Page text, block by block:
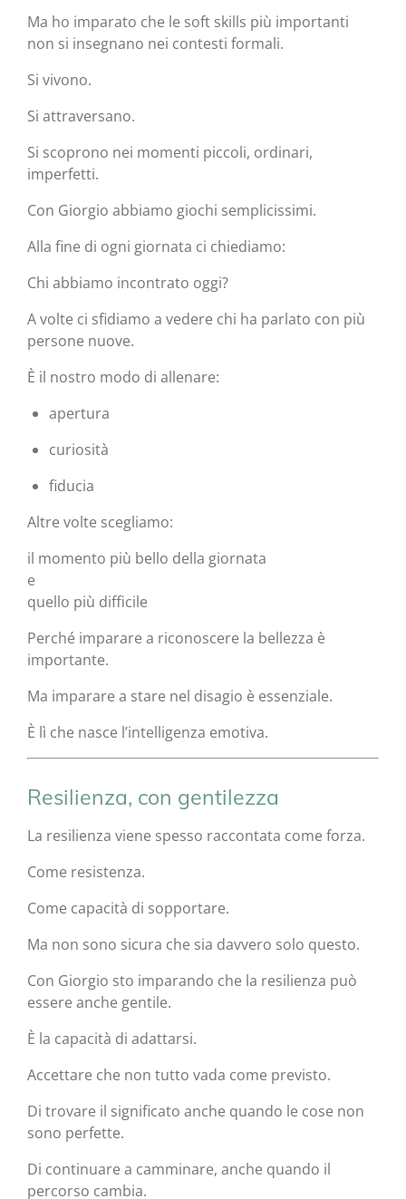
Ma ho imparato che le soft skills più importanti
non si insegnano nei contesti formali.
Si vivono.
Si attraversano.
Si scoprono nei momenti piccoli, ordinari,
imperfetti.
Con Giorgio abbiamo giochi semplicissimi.
Alla fine di ogni giornata ci chiediamo:
Chi abbiamo incontrato oggi?
A volte ci sfidiamo a vedere chi ha parlato con più
persone nuove.
È il nostro modo di allenare:
apertura
curiosità
fiducia
Altre volte scegliamo:
il momento più bello della giornata
e
quello più difficile
Perché imparare a riconoscere la bellezza è
importante.
Ma imparare a stare nel disagio è essenziale.
È lì che nasce l’intelligenza emotiva.
Resilienza, con gentilezza
La resilienza viene spesso raccontata come forza.
Come resistenza.
Come capacità di sopportare.
Ma non sono sicura che sia davvero solo questo.
Con Giorgio sto imparando che la resilienza può
essere anche gentile.
È la capacità di adattarsi.
Accettare che non tutto vada come previsto.
Di trovare il significato anche quando le cose non
sono perfette.
Di continuare a camminare, anche quando il
percorso cambia.